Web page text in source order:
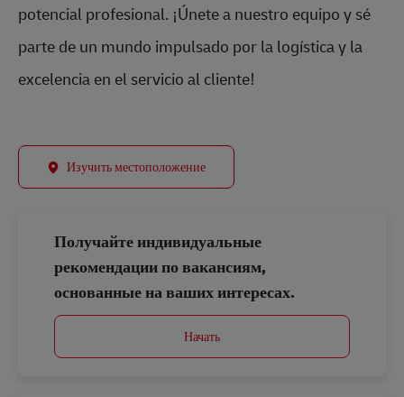
potencial profesional. ¡Únete a nuestro equipo y sé
parte de un mundo impulsado por la logística y la
excelencia en el servicio al cliente!
Изучить местоположение
Получайте индивидуальные
рекомендации по вакансиям,
основанные на ваших интересах.
Начать